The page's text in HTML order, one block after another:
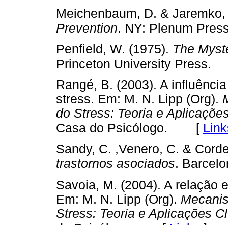
Meichenbaum, D. &
Prevention. NY: Plenum
Penfield, W. (1975). The
Princeton University Press.
Rangé, B. (2003). A
stress. Em: M. N. Lipp (Org).
do Stress: Teoria e
Casa do Psicólogo. [
Sandy, C. ,Venero, C. &
trastornos asociados.
Savoia, M. (2004). A relação
Em: M. N. Lipp (Org).
Stress: Teoria e Aplicações